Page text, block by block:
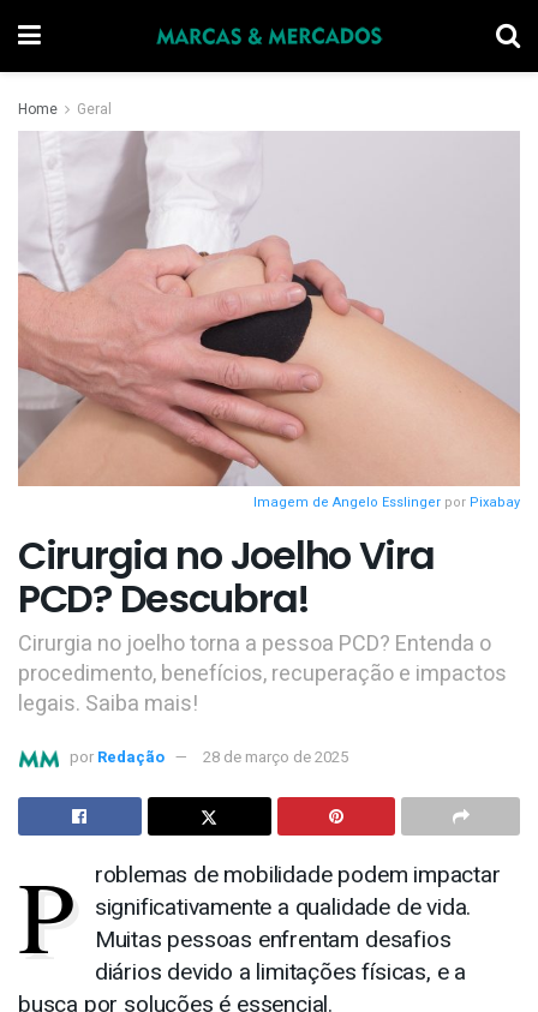
Home Geral
Imagem de Angelo Esslinger por Pixabay
Cirurgia no Joelho Vira
PCD? Descubra!
Cirurgia no joelho torna a pessoa PCD? Entenda o
procedimento, benefícios, recuperação e impactos
legais. Saiba mais!
por Redação 28 de março de 2025
P
roblemas de mobilidade podem impactar
significativamente a qualidade de vida.
Muitas pessoas enfrentam desafios
diários devido a limitações físicas, e a
busca por soluções é essencial.